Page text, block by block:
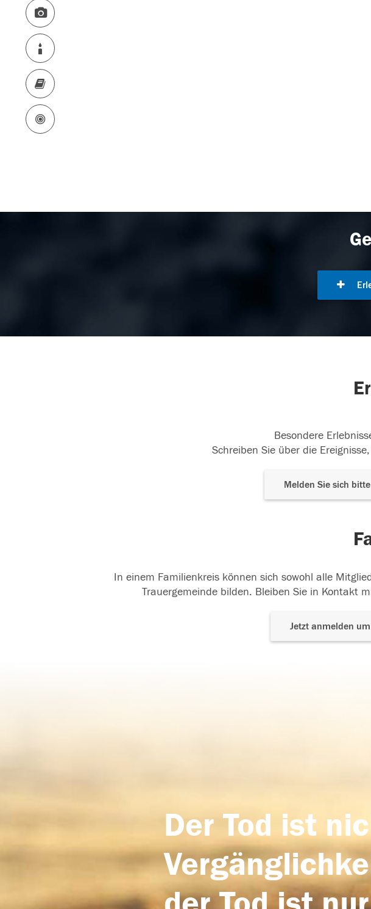
Besondere
Schreiben Sie über die
Melden Sie sich
In einem Familienkreis können sich sowohl alle
Trauergemeinde bilden. Bleiben Sie in Kontakt
Jetzt anmelden
Der Tod ist